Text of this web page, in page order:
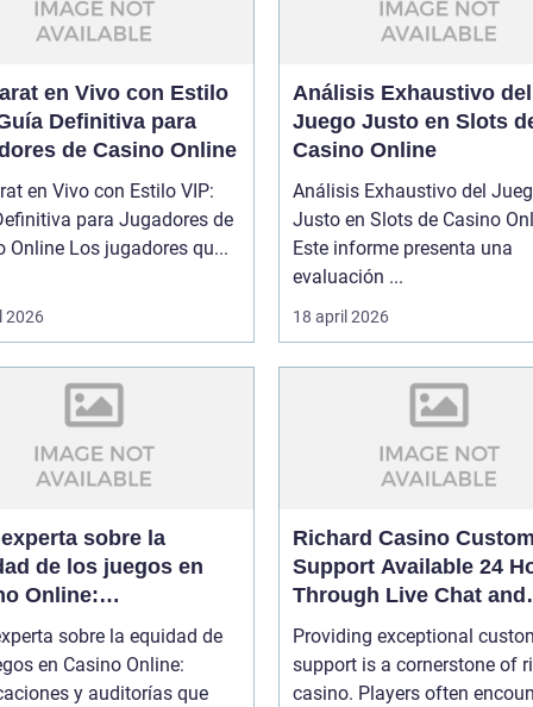
en Vivo con Estilo
Definitiva para
de Casino Online
en Vivo con Estilo VIP:
para Jugadores de
Casino Online Los jugadores qu...
2026
Análisis Exhaustivo del
Juego Justo en Slots
Casino Online
Análisis Exhaustivo del
Justo en Slots de Casino
Este informe presenta una
evaluación ...
18 april 2026
sobre la
de los juegos en
Online:
y auditorías
confianza
sobre la equidad de
en Casino Online:
y auditorías que
Richard Casino
Support Available 24
Through Live Chat and
Email
Providing exceptional
support is a cornerstone of
casino. Players often